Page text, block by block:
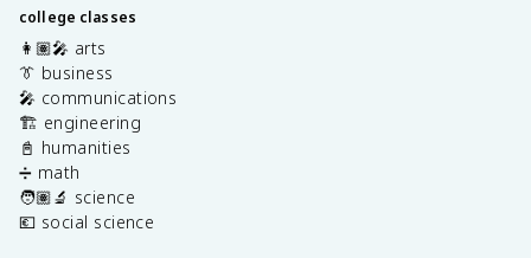
college classes
👩🏽‍🎤 arts
👔 business
🎤 communications
🏗️ engineering
📓 humanities
➗ math
🧑🏽‍🔬 science
💶 social science